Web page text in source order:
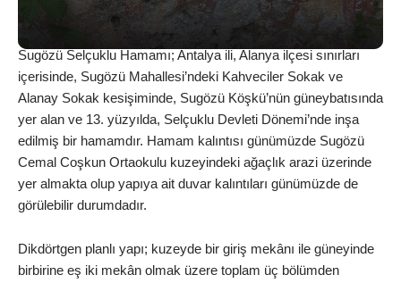
Sugözü Selçuklu Hamamı; Antalya ili, Alanya ilçesi sınırları
içerisinde, Sugözü Mahallesi’ndeki Kahveciler Sokak ve
Alanay Sokak kesişiminde, Sugözü Köşkü’nün güneybatısında
yer alan ve 13. yüzyılda, Selçuklu Devleti Dönemi’nde inşa
edilmiş bir hamamdır. Hamam kalıntısı günümüzde Sugözü
Cemal Coşkun Ortaokulu kuzeyindeki ağaçlık arazi üzerinde
yer almakta olup yapıya ait duvar kalıntıları günümüzde de
görülebilir durumdadır.
Dikdörtgen planlı yapı; kuzeyde bir giriş mekânı ile güneyinde
birbirine eş iki mekân olmak üzere toplam üç bölümden